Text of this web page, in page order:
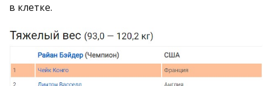
в клетке.